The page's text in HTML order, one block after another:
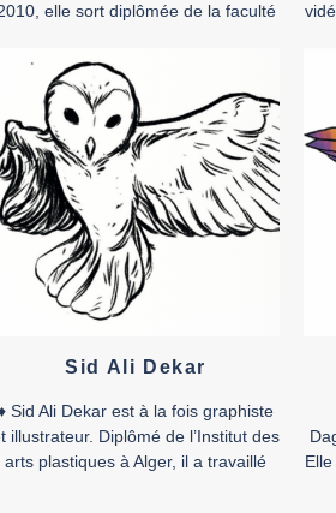
elle sort diplômée de la faculté
syrienne. Elle a participé à de
nombreuses expositions collectives
entre la Syrie, l’Algérie et la Palestine,
la France et le Royaume-Uni et a été
présente dans de multiples ateliers,
résidences […]
Sid Ali Dekar
Sid Ali Dekar est à la fois graphiste
illustrateur. Diplômé de l’Institut des
arts plastiques à Alger, il a travaillé